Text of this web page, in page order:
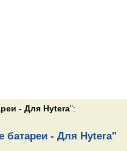
- Для Hytera":
батареи - Для Hytera"